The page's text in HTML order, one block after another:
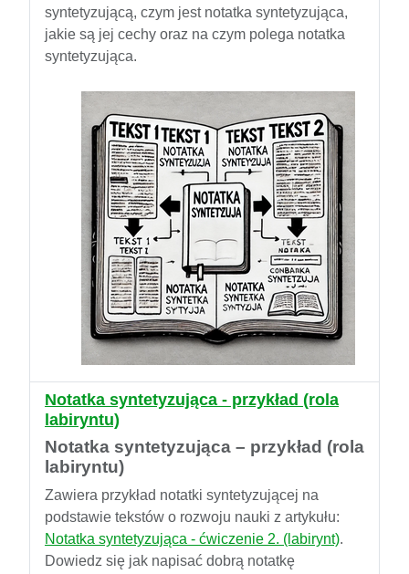
syntetyzującą, czym jest notatka syntetyzująca,
jakie są jej cechy oraz na czym polega notatka
syntetyzująca.
Notatka syntetyzująca - przykład (rola
labiryntu)
Notatka syntetyzująca – przykład (rola
labiryntu)
Zawiera przykład notatki syntetyzującej na
podstawie tekstów o rozwoju nauki z artykułu:
Notatka syntetyzująca - ćwiczenie 2. (labirynt).
Dowiedz się jak napisać dobrą notatkę